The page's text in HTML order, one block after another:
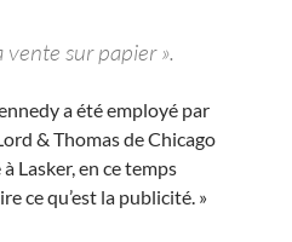
vente sur papier ».
a été employé par
& Thomas de Chicago
Lasker, en ce temps
ce qu’est la publicité. »